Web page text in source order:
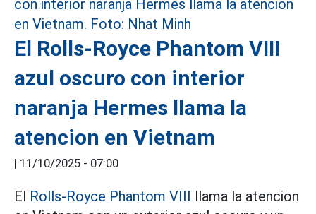
El Rolls-Royce Phantom VIII
azul oscuro con interior
naranja Hermes llama la
atencion en Vietnam
| 11/10/2025 - 07:00
El Rolls-Royce Phantom VIII llama la atencion